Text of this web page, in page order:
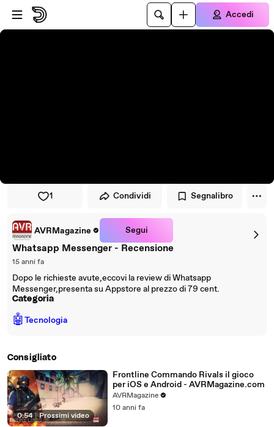
Vai al lettore
Passa al contenuto principale
Accedi
1 Condividi Segnalibro
AVRMagazine Segui
Whatsapp Messenger - Recensione
15 anni fa
Dopo le richieste avute,eccovi la review di Whatsapp
Messenger,presenta su Appstore al prezzo di 79 cent.
Categoria
🤖Tecnologia
Consigliato
0:54 | Prossimi video
Frontline Commando Rivals il gioco
per iOS e Android - AVRMagazine.com
AVRMagazine
10 anni fa